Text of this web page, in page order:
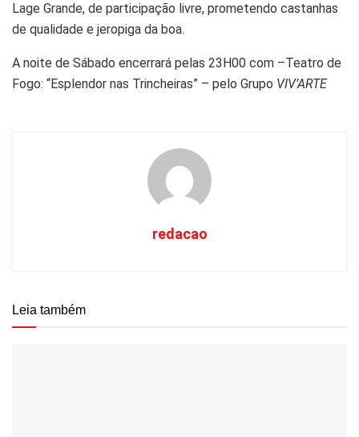
Lage Grande, de participação livre, prometendo castanhas
de qualidade e jeropiga da boa.
A noite de Sábado encerrará pelas 23H00 com –Teatro de
Fogo: “Esplendor nas Trincheiras” – pelo Grupo VIV’ARTE
redacao
Leia também